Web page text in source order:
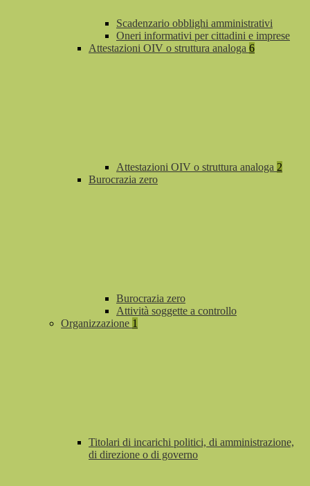
Scadenzario obblighi amministrativi
Oneri informativi per cittadini e imprese
Attestazioni OIV o struttura analoga 6
Attestazioni OIV o struttura analoga 2
Burocrazia zero
Burocrazia zero
Attività soggette a controllo
Organizzazione 1
Titolari di incarichi politici, di amministrazione,
di direzione o di governo